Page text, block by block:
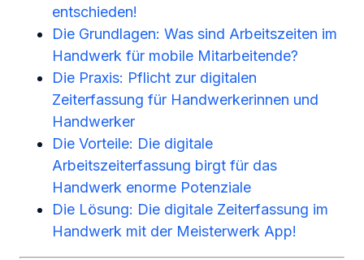
entschieden!
Die Grundlagen: Was sind Arbeitszeiten im
Handwerk für mobile Mitarbeitende?
Die Praxis: Pflicht zur digitalen
Zeiterfassung für Handwerkerinnen und
Handwerker
Die Vorteile: Die digitale
Arbeitszeiterfassung birgt für das
Handwerk enorme Potenziale
Die Lösung: Die digitale Zeiterfassung im
Handwerk mit der Meisterwerk App!